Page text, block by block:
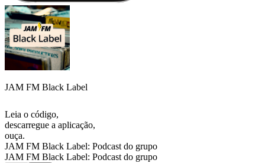
JAM FM Black Label
Leia o código,
descarregue a aplicação,
ouça.
JAM FM Black Label: Podcast do grupo
JAM FM Black Label: Podcast do grupo